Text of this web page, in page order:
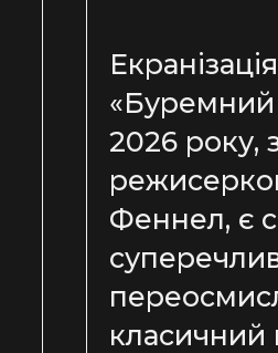
«Буремний
2026 року,
Феннел, є
класичний